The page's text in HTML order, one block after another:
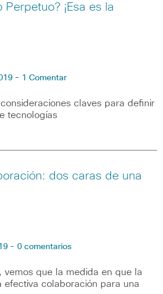
¡Esa es la
- 1 Comentar
claves para definir
tecnologías
dos caras de una
- 0 comentarios
vemos que la medida en que la
efectiva colaboración para una